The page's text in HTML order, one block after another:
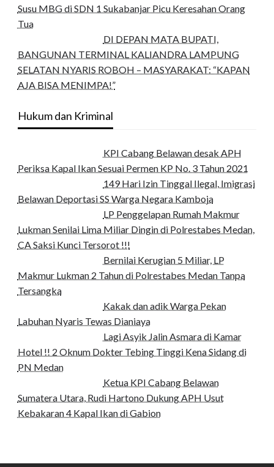
Susu MBG di SDN 1 Sukabanjar Picu Keresahan Orang
Tua
DI DEPAN MATA BUPATI,
BANGUNAN TERMINAL KALIANDRA LAMPUNG
SELATAN NYARIS ROBOH – MASYARAKAT: “KAPAN
AJA BISA MENIMPA!”
Hukum dan Kriminal
KPI Cabang Belawan desak APH
Periksa Kapal Ikan Sesuai Permen KP No. 3 Tahun 2021
149 Hari Izin Tinggal Ilegal, Imigrasi
Belawan Deportasi SS Warga Negara Kamboja
LP Penggelapan Rumah Makmur
Lukman Senilai Lima Miliar Dingin di Polrestabes Medan,
CA Saksi Kunci Tersorot !!!
Bernilai Kerugian 5 Miliar, LP
Makmur Lukman 2 Tahun di Polrestabes Medan Tanpa
Tersangka
Kakak dan adik Warga Pekan
Labuhan Nyaris Tewas Dianiaya
Lagi Asyik Jalin Asmara di Kamar
Hotel !! 2 Oknum Dokter Tebing Tinggi Kena Sidang di
PN Medan
Ketua KPI Cabang Belawan
Sumatera Utara, Rudi Hartono Dukung APH Usut
Kebakaran 4 Kapal Ikan di Gabion